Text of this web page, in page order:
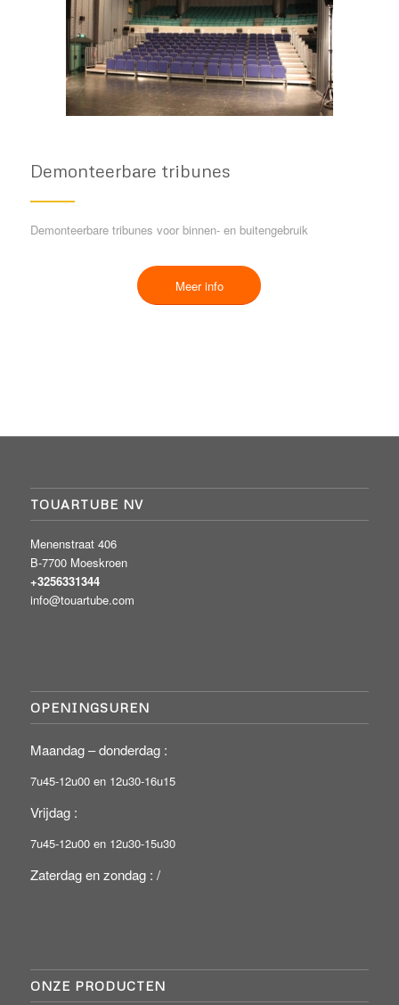
Demonteerbare tribunes
Demonteerbare tribunes voor binnen- en buitengebruik
Meer info
TOUARTUBE NV
Menenstraat 406
B-7700 Moeskroen
+3256331344
info@touartube.com
OPENINGSUREN
Maandag – donderdag :
7u45-12u00 en 12u30-16u15
Vrijdag :
7u45-12u00 en 12u30-15u30
Zaterdag en zondag : /
ONZE PRODUCTEN